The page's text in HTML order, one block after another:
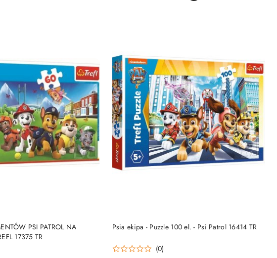
PSI PATROL NA
17375 TR
NIEDOSTĘPNY Psia ekipa - Puzzle 100 el. - Psi Patrol 16414 TR
(0)
PRODUKT NIEDOSTĘPNY